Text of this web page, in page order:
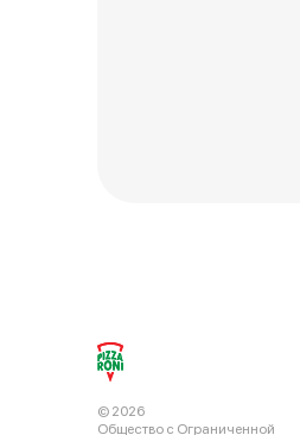
© 2026
Общество с Ограниченной